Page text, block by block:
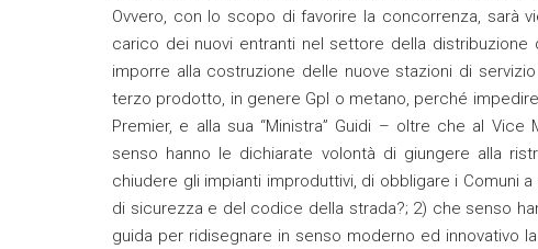
Ovvero, con lo scopo di favorire la concorrenza, sarà
carico dei nuovi entranti nel settore della
imporre alla costruzione delle nuove stazioni di
terzo prodotto, in genere Gpl o metano, perché
Premier, e alla sua “Ministra” Guidi – oltre che al
senso hanno le dichiarate volontà di giungere alla
chiudere gli impianti improduttivi, di obbligare i Comuni
di sicurezza e del codice della strada?; 2) che senso
guida per ridisegnare in senso moderno ed innovativo